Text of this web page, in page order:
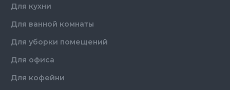
Для кухни
Для ванной комнаты
Для уборки помещений
Для офиса
Для кофейни